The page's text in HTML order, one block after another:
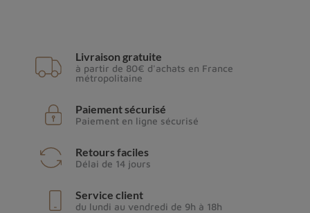
Livraison gratuite
à partir de 80€ d'achats en France
métropolitaine
Paiement sécurisé
Paiement en ligne sécurisé
Retours faciles
Délai de 14 jours
Service client
du lundi au vendredi de 9h à 18h